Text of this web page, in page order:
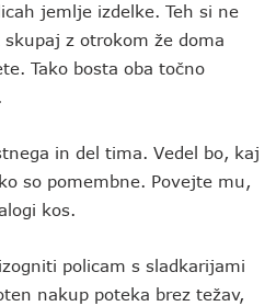
jemlje izdelke. Teh si ne
z otrokom že doma
Tako bosta oba točno
in del tima. Vedel bo, kaj
so pomembne. Povejte mu,
kos.
policam s sladkarijami
nakup poteka brez težav,